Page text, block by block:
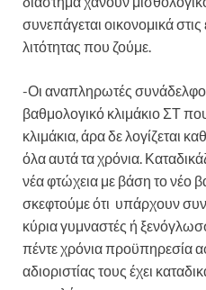
συνεπάγεται οικονομικά
λιτότητας που ζούμε.
-Οι αναπληρωτές
βαθμολογικό κλιμάκιο ΣΤ
κλιμάκια, άρα δε λογίζεται
όλα αυτά τα χρόνια.
νέα φτώχεια με βάση το νέο
σκεφτούμε ότι υπάρχουν
κύρια γυμναστές ή
πέντε χρόνια προϋπηρεσία
αδιοριστίας τους έχει